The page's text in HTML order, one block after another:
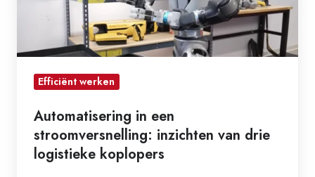
logistieke
koplopers
Efficiënt werken
Automatisering in een
stroomversnelling: inzichten van drie
logistieke koplopers